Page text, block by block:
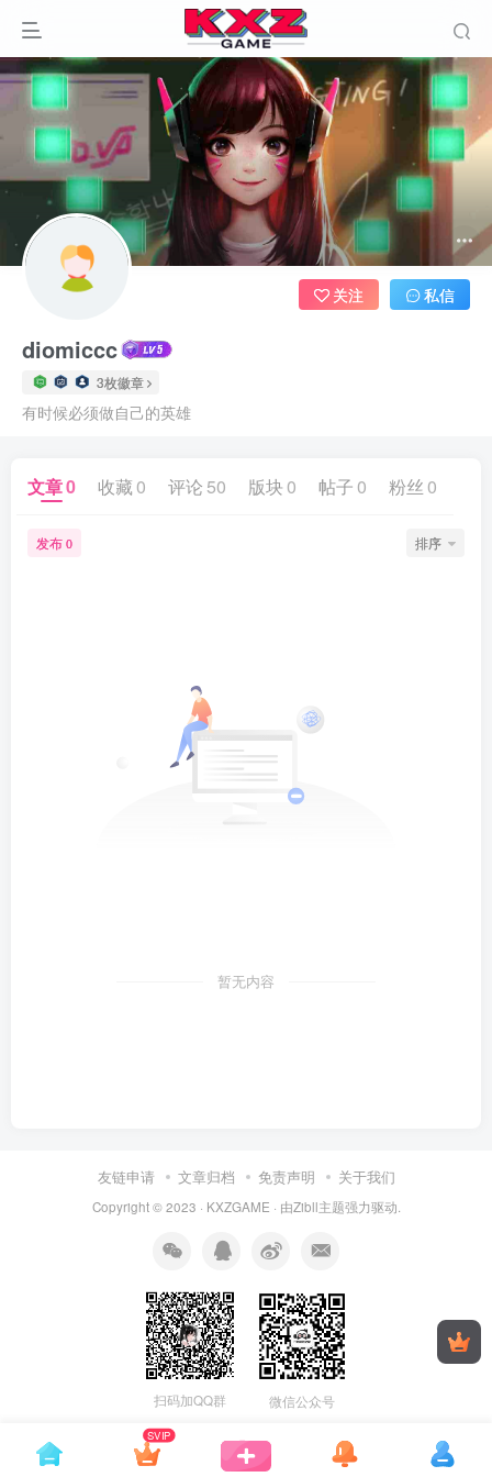
diomiccc
3枚徽章
有时候必须做自己的英雄
关注 私信
文章0 收藏 0 评论 50 版块 0 帖子 0 粉丝 0
发布 0 排序
暂无内容
友链申请 文章归档 免责声明 关于我们
Copyright © 2023 · KXZGAME · 由Zibll主题强力驱动.
扫码加QQ群 微信公众号
SVIP